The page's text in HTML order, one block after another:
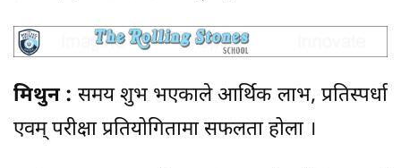
मिथुन : समय शुभ भएकाले आर्थिक लाभ, प्रतिस्पर्धा
एवम् परीक्षा प्रतियोगितामा सफलता होला ।